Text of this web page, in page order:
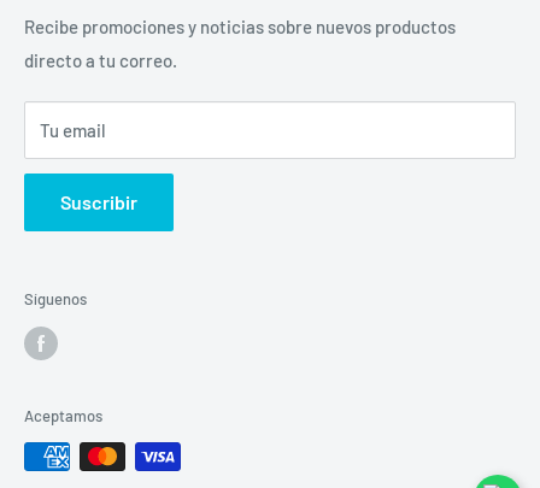
La Empresa
Contacto
Sucursales
Buscar
Recibe promociones y noticias sobre nuevos productos
directo a tu correo.
Tu email
Suscribir
Síguenos
Aceptamos